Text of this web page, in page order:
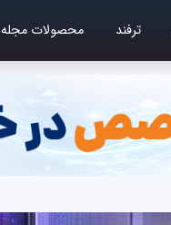
ترفند محصولات مجله